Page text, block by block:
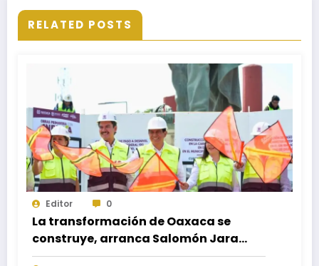
RELATED POSTS
Editor 0
La transformación de Oaxaca se
construye, arranca Salomón Jara
obra del paso a desnivel en la